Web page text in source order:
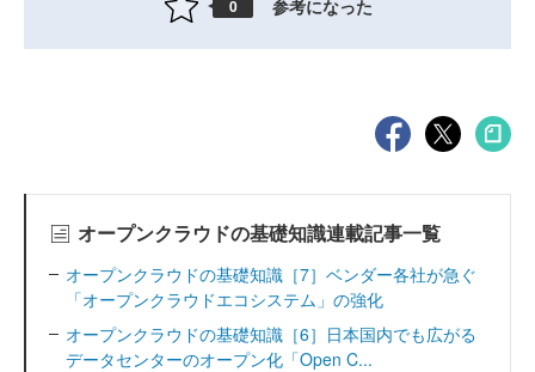
0 参考になった
オープンクラウドの基礎知識連載記事一覧
オープンクラウドの基礎知識［7］ベンダー各社が急ぐ
「オープンクラウドエコシステム」の強化
オープンクラウドの基礎知識［6］日本国内でも広がる
データセンターのオープン化「Open C...